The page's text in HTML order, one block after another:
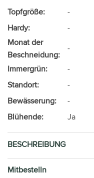
Topfgröße:
-
Hardy:
-
Monat der
Beschneidung:
-
Immergrün:
-
Standort:
-
Bewässerung:
-
Blühende:
Ja
BESCHREIBUNG
Mitbestelln